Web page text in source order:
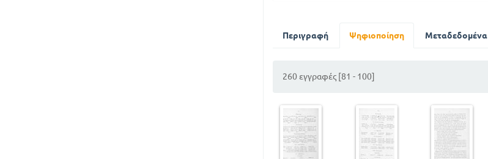
Επιφωνήματα
Ονομαστική
Ύπτιο
ΕΠΙΜΕΤΡΟ
Περιγραφή Ψηφιοποίηση Μεταδεδομένα
260 εγγραφές [81 - 100]